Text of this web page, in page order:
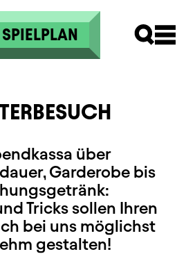
SPIELPLAN
über
Garderobe bis
Tricks sollen Ihren
bei uns möglichst
gestalten!